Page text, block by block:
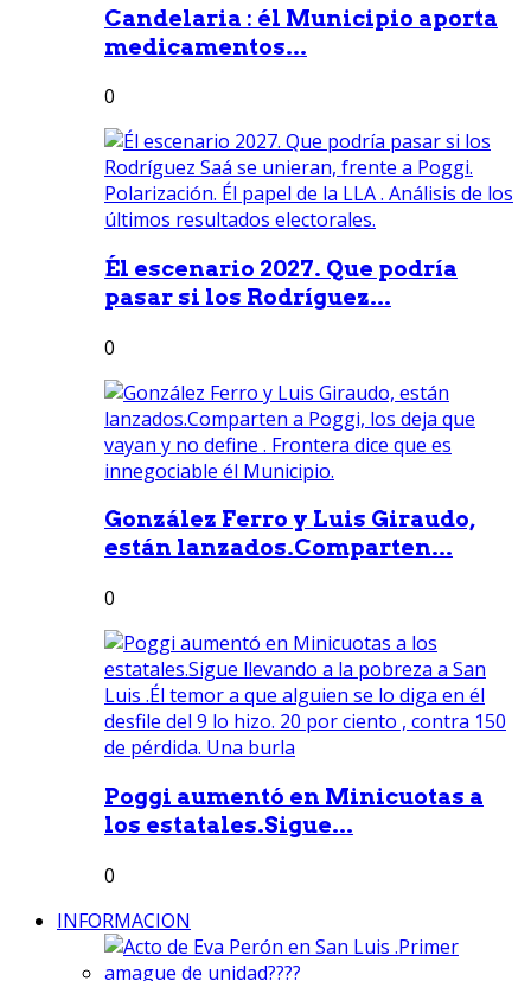
Candelaria : él Municipio aporta
medicamentos...
0
Él escenario 2027. Que podría
pasar si los Rodríguez...
0
González Ferro y Luis Giraudo,
están lanzados.Comparten...
0
Poggi aumentó en Minicuotas a
los estatales.Sigue...
0
INFORMACION